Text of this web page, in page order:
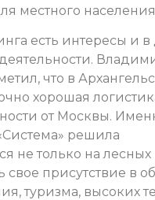
местного
есть интересы и в
что в
хорошая
от Москвы.
решила
не только на лесных
присутствие в
туризма, высоких